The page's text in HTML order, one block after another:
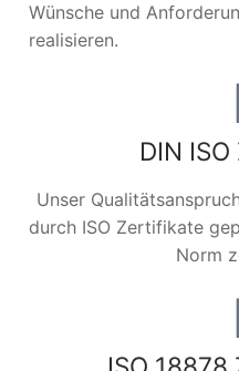
Wünsche und
realisieren.
DIN
Unser
durch ISO Zertifikate
Norm